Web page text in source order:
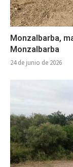
Monzalbarba,
Monzalbarba
24 de junio de 2026